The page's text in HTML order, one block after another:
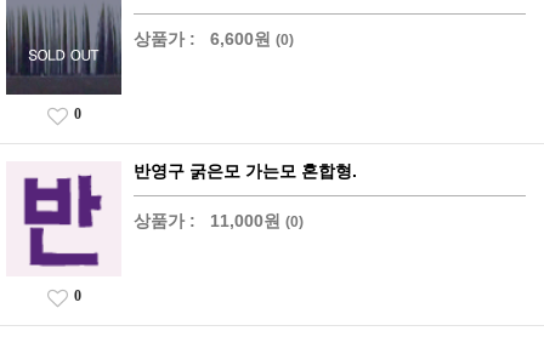
상품가 : 6,600원 (0)
0
반영구 굵은모 가는모 혼합형.
상품가 : 11,000원 (0)
0